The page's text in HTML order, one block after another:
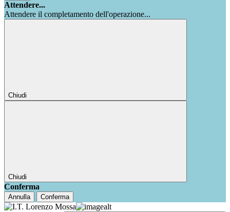
Attendere...
Attendere il completamento dell'operazione...
Chiudi
Chiudi
Conferma
Annulla Conferma